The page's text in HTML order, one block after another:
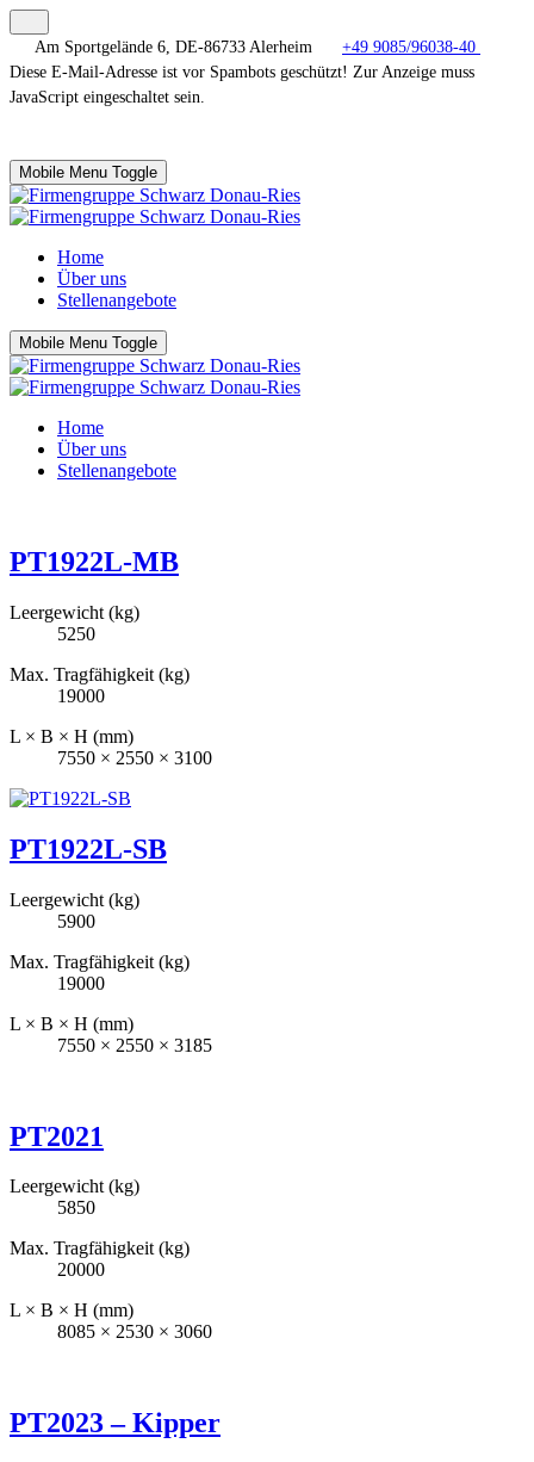
Am Sportgelände 6, DE-86733 Alerheim
+49 9085/96038-40
Diese E-Mail-Adresse ist vor Spambots geschützt! Zur Anzeige muss
JavaScript eingeschaltet sein.
Mobile Menu Toggle
Home
Über uns
Stellenangebote
Mobile Menu Toggle
Home
Über uns
Stellenangebote
PT1922L-MB
Leergewicht (kg)
5250
Max. Tragfähigkeit (kg)
19000
L × B × H (mm)
7550 × 2550 × 3100
PT1922L-SB
Leergewicht (kg)
5900
Max. Tragfähigkeit (kg)
19000
L × B × H (mm)
7550 × 2550 × 3185
PT2021
Leergewicht (kg)
5850
Max. Tragfähigkeit (kg)
20000
L × B × H (mm)
8085 × 2530 × 3060
PT2023 – Kipper